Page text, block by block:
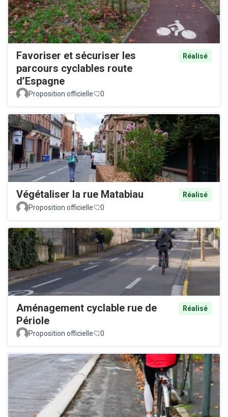
Favoriser et sécuriser les
parcours cyclables route
d’Espagne
Réalisé
Proposition officielle 0
Végétaliser la rue Matabiau
Réalisé
Proposition officielle
0
Aménagement cyclable rue de
Périole
Réalisé
Proposition officielle 0